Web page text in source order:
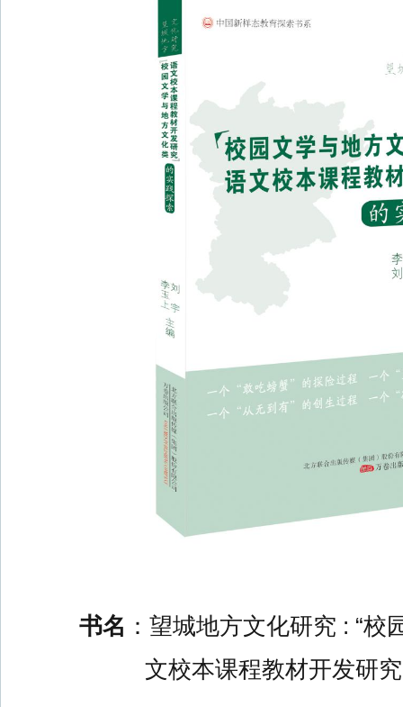
书名 ：望城地方文化研究 : “
文校本课程教材开发研